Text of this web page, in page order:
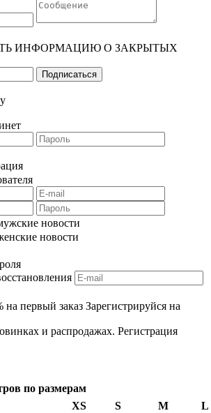
ИНФОРМАЦИЮ О ЗАКРЫТЫХ
новости
новости
на первый заказ Зарегистрируйся на
и распродажах. Регистрация
по размерам
XS
S M
L